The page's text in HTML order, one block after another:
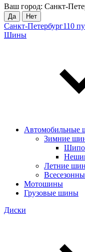
Ваш город: Санкт-
Да Нет
Санкт-Петербург110
Шины
Автомобильные
Зимние
Летние
Мотошины
Грузовые шины
Диски